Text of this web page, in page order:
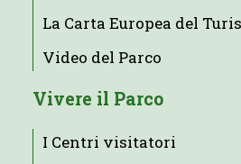
La Carta Europea del
Video del Parco
Vivere il Parco
I Centri visitatori